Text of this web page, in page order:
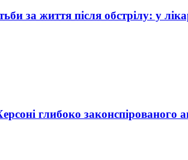
за життя після обстрілу: у
глибоко законспірованого